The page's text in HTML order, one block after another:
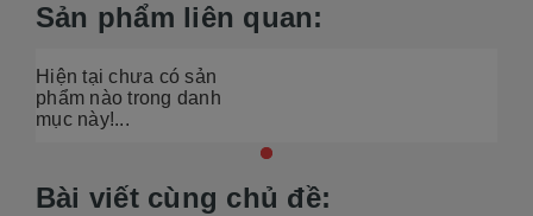
Sản phẩm liên quan:
Hiện tại chưa có sản
phẩm nào trong danh
mục này!...
Bài viết cùng chủ đề: